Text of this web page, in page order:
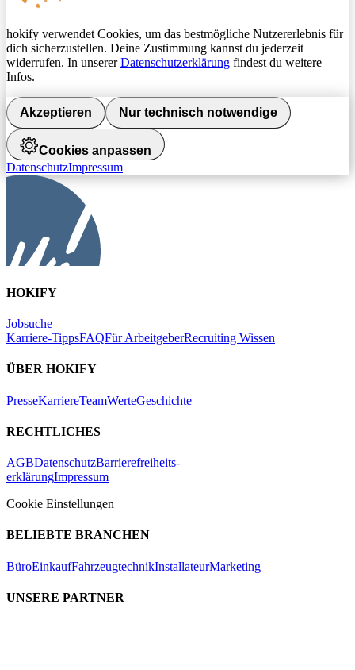
hokify verwendet Cookies, um das bestmögliche Nutzererlebnis für
dich sicherzustellen. Deine Zustimmung kannst du jederzeit
widerrufen. In unsererDatenschutzerklärung findest du weitere
Infos.
Akzeptieren Nur technisch notwendige
Cookies anpassen
DatenschutzImpressum
HOKIFY
Jobsuche
Karriere-TippsFAQFür ArbeitgeberRecruiting Wissen
ÜBER HOKIFY
PresseKarriereTeamWerteGeschichte
RECHTLICHES
AGBDatenschutzBarrierefreiheits-
erklärungImpressum
Cookie Einstellungen
BELIEBTE BRANCHEN
BüroEinkaufFahrzeugtechnikInstallateurMarketing
UNSERE PARTNER